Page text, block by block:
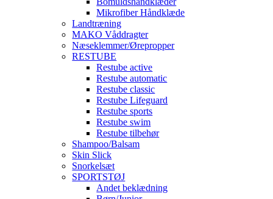
Mikrofiber Håndklæde
Landtræning
MAKO Våddragter
Næseklemmer/Ørepropper
RESTUBE
Restube active
Restube automatic
Restube classic
Restube Lifeguard
Restube sports
Restube swim
Restube tilbehør
Shampoo/Balsam
Skin Slick
Snorkelsæt
SPORTSTØJ
Andet beklædning